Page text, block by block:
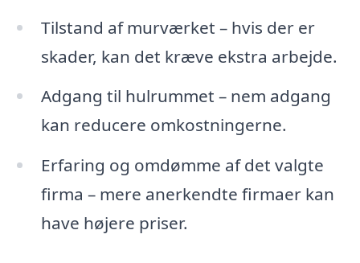
Tilstand af murværket – hvis der er
skader, kan det kræve ekstra arbejde.
Adgang til hulrummet – nem adgang
kan reducere omkostningerne.
Erfaring og omdømme af det valgte
firma – mere anerkendte firmaer kan
have højere priser.